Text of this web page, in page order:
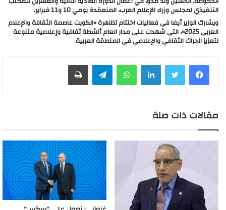
التنفيذي لمجلس وزراء الإعلام العرب، المنعقدة يومي 10 و11 فبراير.
ويشارك الوزير أيضا في فعاليات اختتام تظاهرة «الكويت عاصمة الثقافة والإعلام
العربي 2025»، التي شهدت على مدار العام أنشطة ثقافية وإعلامية متنوعة
لتعزيز الحراك الثقافي والإعلامي في المنطقة العربية.
لينكدإن واتساب
مقالات ذات صلة